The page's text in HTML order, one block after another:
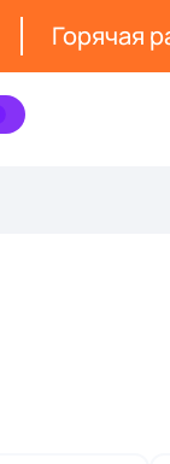
Горячая